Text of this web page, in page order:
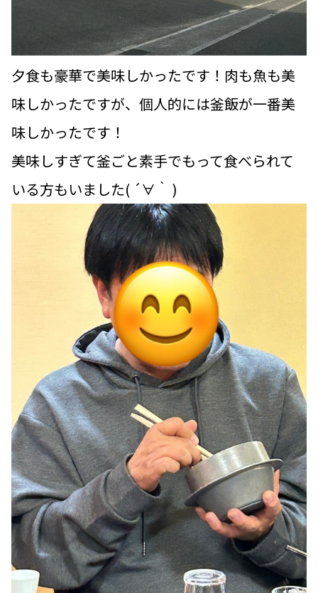
夕食も豪華で美味しかったです！肉も魚も美
味しかったですが、個人的には釜飯が一番美
味しかったです！
美味しすぎて釜ごと素手でもって食べられて
いる方もいました( ´∀｀ )